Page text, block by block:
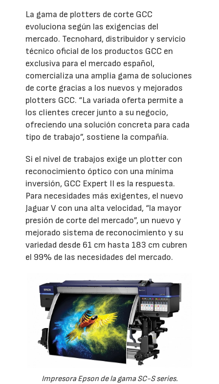
La gama de plotters de corte GCC
evoluciona según las exigencias del
mercado. Tecnohard, distribuidor y servicio
técnico oficial de los productos GCC en
exclusiva para el mercado español,
comercializa una amplia gama de soluciones
de corte gracias a los nuevos y mejorados
plotters GCC. “La variada oferta permite a
los clientes crecer junto a su negocio,
ofreciendo una solución concreta para cada
tipo de trabajo”, sostiene la compañía.
Si el nivel de trabajos exige un plotter con
reconocimiento óptico con una mínima
inversión, GCC Expert II es la respuesta.
Para necesidades más exigentes, el nuevo
Jaguar V con una alta velocidad, “la mayor
presión de corte del mercado”, un nuevo y
mejorado sistema de reconocimiento y su
variedad desde 61 cm hasta 183 cm cubren
el 99% de las necesidades del mercado.
Impresora Epson de la gama SC-S series.